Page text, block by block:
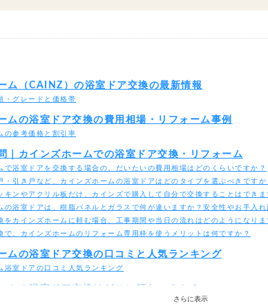
ム（CAINZ）の浴室ドア交換の最新情報
・グレードと価格帯
ムの浴室ドア交換の費用相場・リフォーム事例
の参考価格と割引率
｜カインズホームでの浴室ドア交換・リフォーム
で浴室ドアを交換する場合の、だいたいの費用相場はどのくらいですか？
・引き戸など、カインズホームの浴室ドアはどのタイプを選ぶべきですか
キンやアクリル板だけ、カインズで購入して自分で交換することはできま
の浴室ドアは、樹脂パネルとガラスで何が違いますか？安全性やお手入れ
をカインズホームに頼む場合、工事期間や当日の流れはどのようになり
で、カインズホームのリフォーム専用枠を使うメリットは何ですか？
ムの浴室ドア交換の口コミと人気ランキング
浴室ドアの口コミ人気ランキング
ムの浴室ドア交換はどこに頼むべきか？
さらに表示